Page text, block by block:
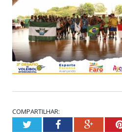
COMPARTILHAR:
TwitterFacebook